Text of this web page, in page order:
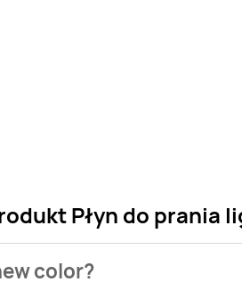
Płyn do prania
color?